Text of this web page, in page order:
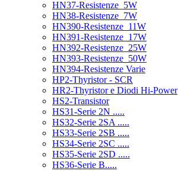
HN37-Resistenze_5W
HN38-Resistenze_7W
HN390-Resistenze_11W
HN391-Resistenze_17W
HN392-Resistenze_25W
HN393-Resistenze_50W
HN394-Resistenze Varie
HP2-Thyristor - SCR
HR2-Thyristor e Diodi Hi-Power
HS2-Transistor
HS31-Serie 2N .....
HS32-Serie 2SA .....
HS33-Serie 2SB .....
HS34-Serie 2SC .....
HS35-Serie 2SD .....
HS36-Serie B.....